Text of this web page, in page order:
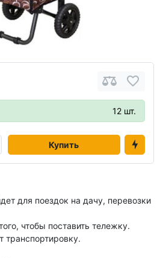
12 шт.
Купить
для поездок на дачу, перевозки
чтобы поставить тележку.
транспортировку.